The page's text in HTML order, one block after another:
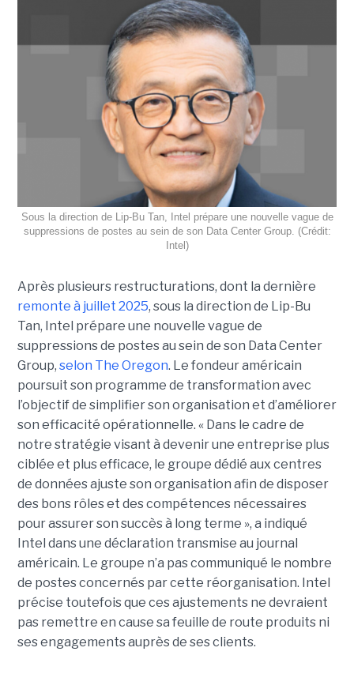
Sous la direction de Lip-Bu Tan, Intel prépare une nouvelle vague de
suppressions de postes au sein de son Data Center Group. (Crédit:
Intel)
Après plusieurs restructurations, dont la dernière
remonte à juillet 2025, sous la direction de Lip-Bu
Tan, Intel prépare une nouvelle vague de
suppressions de postes au sein de son Data Center
Group, selon The Oregon. Le fondeur américain
poursuit son programme de transformation avec
l’objectif de simplifier son organisation et d’améliorer
son efficacité opérationnelle. « Dans le cadre de
notre stratégie visant à devenir une entreprise plus
ciblée et plus efficace, le groupe dédié aux centres
de données ajuste son organisation afin de disposer
des bons rôles et des compétences nécessaires
pour assurer son succès à long terme », a indiqué
Intel dans une déclaration transmise au journal
américain. Le groupe n’a pas communiqué le nombre
de postes concernés par cette réorganisation. Intel
précise toutefois que ces ajustements ne devraient
pas remettre en cause sa feuille de route produits ni
ses engagements auprès de ses clients.